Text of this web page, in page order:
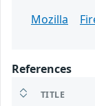
Mozilla
References
TITLE